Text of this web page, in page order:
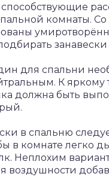
комнаты.
для спальни
К яркому
должна быть
в спальню
в комнате легко
Неплохим